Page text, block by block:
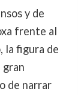
y de
frente al
la figura de
de narrar